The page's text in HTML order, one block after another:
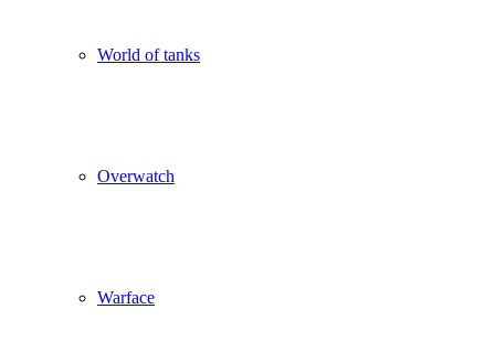
World of tanks
Overwatch
Warface